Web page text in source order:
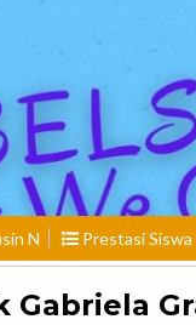
N Prestasi Siswa
Gabriela